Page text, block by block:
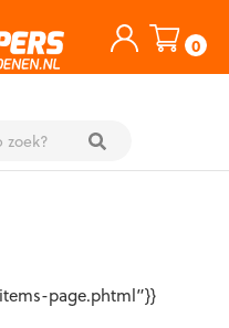
0
page.phtml”}}